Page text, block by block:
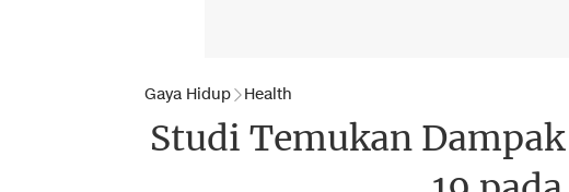
Gaya Hidup Health
Studi Temukan